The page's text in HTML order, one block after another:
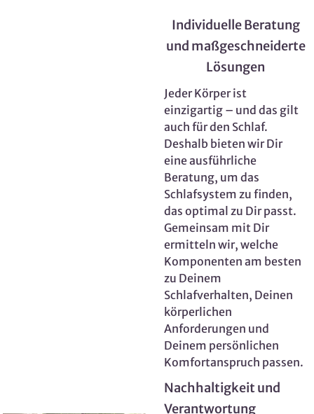
Individuelle Beratung
und maßgeschneiderte
Lösungen
Jeder Körper ist
einzigartig – und das gilt
auch für den Schlaf.
Deshalb bieten wir Dir
eine ausführliche
Beratung, um das
Schlafsystem zu finden,
das optimal zu Dir passt.
Gemeinsam mit Dir
ermitteln wir, welche
Komponenten am besten
zu Deinem
Schlafverhalten, Deinen
körperlichen
Anforderungen und
Deinem persönlichen
Komfortanspruch passen.
Nachhaltigkeit und
Verantwortung